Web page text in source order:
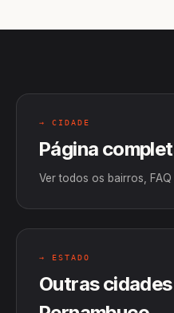
→ CIDADE
Página
Ver todos os bairros,
→ ESTADO
Outras